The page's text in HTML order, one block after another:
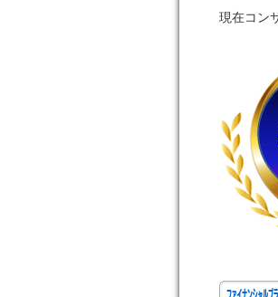
現在コン